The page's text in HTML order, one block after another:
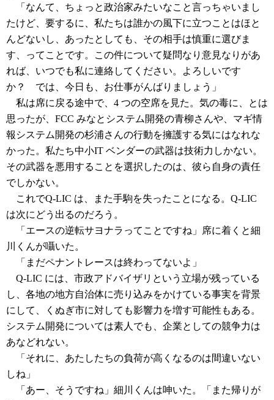
「なんて、ちょっと政治家みたいなこと言っちゃいまし
たけど、要するに、私たちは誰かの風下に立つことはほと
んどないし、あったとしても、その相手は慎重に選びま
す、ってことです。この件について疑問なり意見なりがあ
れば、いつでも私に連絡してください。よろしいです
か？ では、今日も、お仕事がんばりましょう」
私は席に戻る途中で、4 つの空席を見た。気の毒に、とは
思ったが、FCC みなとシステム開発の青柳さんや、マギ情
報システム開発の杉浦さんの行動を擁護する気にはなれな
かった。私たち中小IT ベンダーの武器は技術力しかない。
その武器を悪用することを選択したのは、彼ら自身の責任
でしかない。
これでQ-LIC は、また手駒を失ったことになる。Q-LIC
は次にどう出るのだろう。
「エースの逆転サヨナラってことですね」席に着くと細
川くんが囁いた。
「まだペナントレースは終わってないよ」
Q-LIC には、市政アドバイザリという立場が残っている
し、各地の地方自治体に売り込みをかけている事実を背景
にして、くぬぎ市に対しても影響力を増す可能性もある。
システム開発については素人でも、企業としての競争力は
あなどれない。
「それに、あたしたちの負荷が高くなるのは間違いない
しね」
「あー、そうですね」細川くんは呻いた。「また帰りが